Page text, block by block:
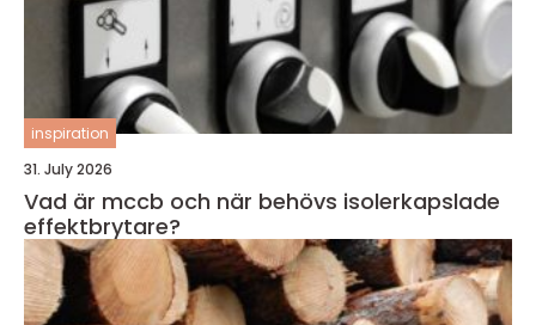
inspiration
31. July 2026
Vad är mccb och när behövs isolerkapslade
effektbrytare?